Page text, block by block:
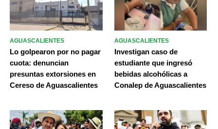
AGUASCALIENTES
Lo golpearon por no pagar
cuota: denuncian
presuntas extorsiones en
Cereso de Aguascalientes
AGUASCALIENTES
Investigan caso de
estudiante que ingresó
bebidas alcohólicas a
Conalep de Aguascalientes